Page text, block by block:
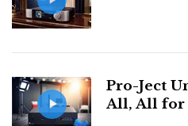
Pro-Ject
All, All for